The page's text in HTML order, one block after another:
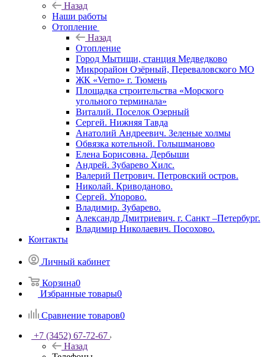
Назад
Наши работы
Отопление
Назад
Отопление
Город Мытищи, станция Медведково
Микрорайон Озёрный, Переваловского МО
ЖК «Verno» г. Тюмень
Площадка строительства «Морского
угольного терминала»
Виталий. Поселок Озерный
Сергей. Нижняя Тавда
Анатолий Андреевич. Зеленые холмы
Обвязка котельной. Голышманово
Елена Борисовна. Дербыши
Андрей. Зубарево Хилс.
Валерий Петрович. Петровский остров.
Николай. Криводаново.
Сергей. Упорово.
Владимир. Зубарево.
Александр Дмитриевич. г. Санкт –Петербург.
Владимир Николаевич. Посохово.
Контакты
Личный кабинет
Корзина0
Избранные товары0
Сравнение товаров0
+7 (3452) 67-72-67
Назад